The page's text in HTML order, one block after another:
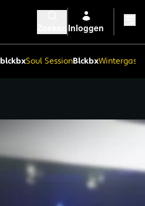
Inloggen
blckbxSoul SessionBlckbx